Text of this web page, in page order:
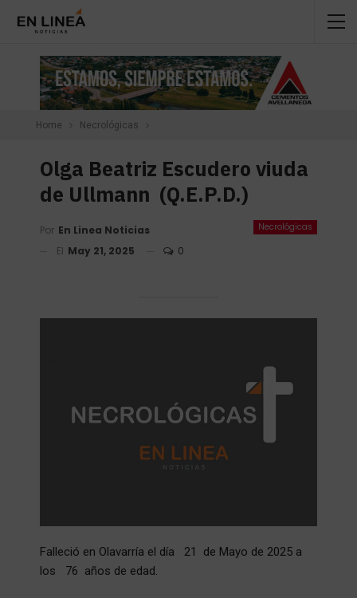
Home Necrológicas
Olga Beatriz Escudero viuda
de Ullmann (Q.E.P.D.)
Necrológicas
Por En Linea Noticias
El May 21, 2025 0
Falleció en Olavarría el día 21 de Mayo de 2025 a
los 76 años de edad.